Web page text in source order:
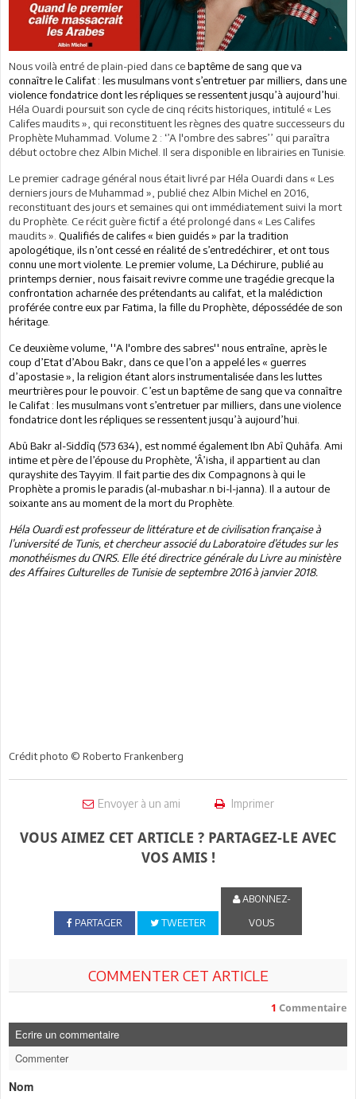
Nous voilà entré de plain-pied dans cebaptême de sang que va
connaître le Califat : les musulmans vont s’entretuer par milliers, dans une
violence fondatrice dont les répliques se ressentent jusqu’à aujourd’hui.
Héla Ouardi poursuit son cycle de cinq récits historiques, intitulé « Les
Califes maudits », qui reconstituent les règnes des quatre successeurs du
Prophète Muhammad. Volume 2 : ‘’A l'ombre des sabres’’ qui paraîtra
début octobre chez Albin Michel. Il sera disponible en librairies en Tunisie.
Le premier cadrage général nous était livré par Héla Ouardi dans « Les
derniers jours de Muhammad », publié chez Albin Michel en 2016,
reconstituant des jours et semaines qui ont immédiatement suivi la mort
du Prophète. Ce récit guère fictif a été prolongé dans « Les Califes
maudits ». Qualifiés de califes « bien guidés » par la tradition
apologétique, ils n’ont cessé en réalité de s’entredéchirer, et ont tous
connu une mort violente. Le premier volume, La Déchirure, publié au
printemps dernier, nous faisait revivre comme une tragédie grecque la
confrontation acharnée des prétendants au califat, et la malédiction
proférée contre eux par Fatima, la fille du Prophète, dépossédée de son
héritage.
Ce deuxième volume, ''A l'ombre des sabres'' nous entraîne, après le
coup d’Etat d’Abou Bakr, dans ce que l’on a appelé les « guerres
d’apostasie », la religion étant alors instrumentalisée dans les luttes
meurtrières pour le pouvoir. C’est un baptême de sang que va connaître
le Califat : les musulmans vont s’entretuer par milliers, dans une violence
fondatrice dont les répliques se ressentent jusqu’à aujourd’hui.
Abû Bakr al-Siddîq (573 634), est nommé également Ibn Abî Quhâfa. Ami
intime et père de l’épouse du Prophète, ‘Â’isha, il appartient au clan
qurayshite des Tayyim. Il fait partie des dix Compagnons à qui le
Prophète a promis le paradis (al-mubashar.n bi-l-janna). Il a autour de
soixante ans au moment de la mort du Prophète.
Héla Ouardi est professeur de littérature et de civilisation française à
l’université de Tunis, et chercheur associé du Laboratoire d’études sur les
monothéismes du CNRS. Elle été directrice générale du Livre au ministère
des Affaires Culturelles de Tunisie de septembre 2016 à janvier 2018.
Crédit photo © Roberto Frankenberg
Envoyer à un ami Imprimer
VOUS AIMEZ CET ARTICLE ? PARTAGEZ-LE AVEC
VOS AMIS !
PARTAGER TWEETER
ABONNEZ-
VOUS
COMMENTER CET ARTICLE
1 Commentaire
Ecrire un commentaire
Commenter
Nom